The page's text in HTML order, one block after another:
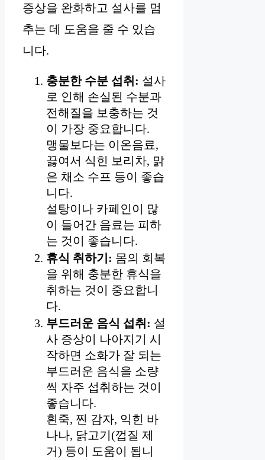
증상을 완화하고 설사를 멈
추는 데 도움을 줄 수 있습
니다.
충분한 수분 섭취: 설사
로 인해 손실된 수분과
전해질을 보충하는 것
이 가장 중요합니다.
맹물보다는 이온음료,
끓여서 식힌 보리차, 맑
은 채소 수프 등이 좋습
니다.
설탕이나 카페인이 많
이 들어간 음료는 피하
는 것이 좋습니다.
휴식 취하기: 몸의 회복
을 위해 충분한 휴식을
취하는 것이 중요합니
다.
부드러운 음식 섭취: 설
사 증상이 나아지기 시
작하면 소화가 잘 되는
부드러운 음식을 소량
씩 자주 섭취하는 것이
좋습니다.
흰죽, 찐 감자, 익힌 바
나나, 닭고기(껍질 제
거) 등이 도움이 됩니